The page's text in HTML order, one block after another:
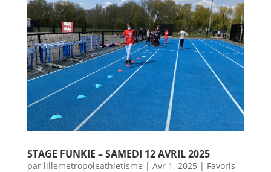
STAGE FUNKIE – SAMEDI 12 AVRIL 2025
par lillemetropoleathletisme | Avr 1, 2025| Favoris